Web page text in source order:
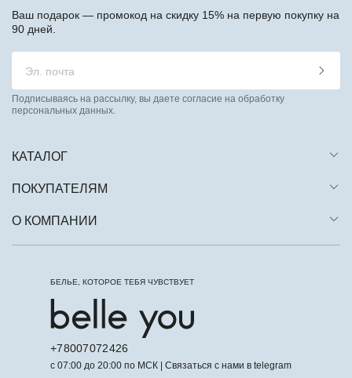
КАТАЛОГ
ПОКУПАТЕЛЯМ
О КОМПАНИИ
Ваш подарок — промокод на скидку 15% на первую покупку на
90 дней.
Подписываясь на рассылку, вы даете согласие на обработку
персональных данных.
БЕЛЬЕ, КОТОРОЕ ТЕБЯ ЧУВСТВУЕТ
+78007072426
с 07:00 до 20:00 по МСК | Связаться с нами в telegram